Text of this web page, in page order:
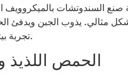
صنع السندوتشات
مثالي. يذوب الجبن ويدفئ
تجربة بيتزا لذيذة ومحمولة.
الحمص اللذيذ